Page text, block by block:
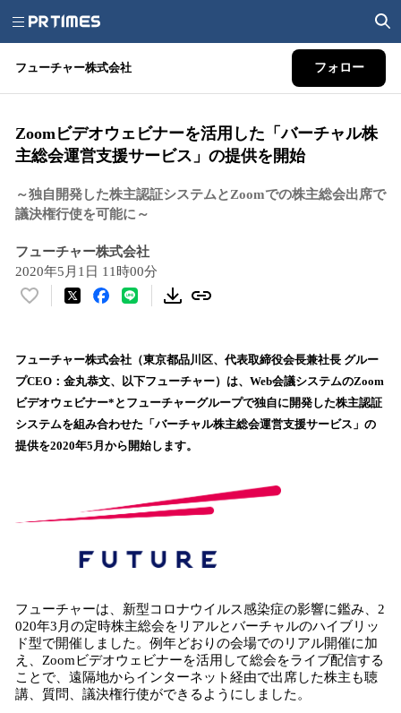
フューチャー株式会社 フォロー
Zoomビデオウェビナーを活用した「バーチャル株
主総会運営支援サービス」の提供を開始
～独自開発した株主認証システムとZoomでの株主総会出席で
議決権行使を可能に～
フューチャー株式会社
2020年5月1日 11時00分
い
！
数
を
読
込
フューチャー株式会社（東京都品川区、代表取締役会長兼社長 グルー
プCEO：金丸恭文、以下フューチャー）は、Web会議システムのZoom
ビデオウェビナー*とフューチャーグループで独自に開発した株主認証
システムを組み合わせた「バーチャル株主総会運営支援サービス」の
提供を2020年5月から開始します。
フューチャーは、新型コロナウイルス感染症の影響に鑑み、2
020年3月の定時株主総会をリアルとバーチャルのハイブリッ
ド型で開催しました。例年どおりの会場でのリアル開催に加
え、Zoomビデオウェビナーを活用して総会をライブ配信する
ことで、遠隔地からインターネット経由で出席した株主も聴
講、質問、議決権行使ができるようにしました。